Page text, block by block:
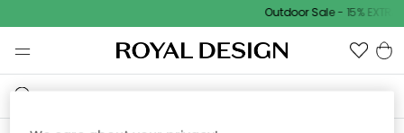
Outdoor Sale - 15%